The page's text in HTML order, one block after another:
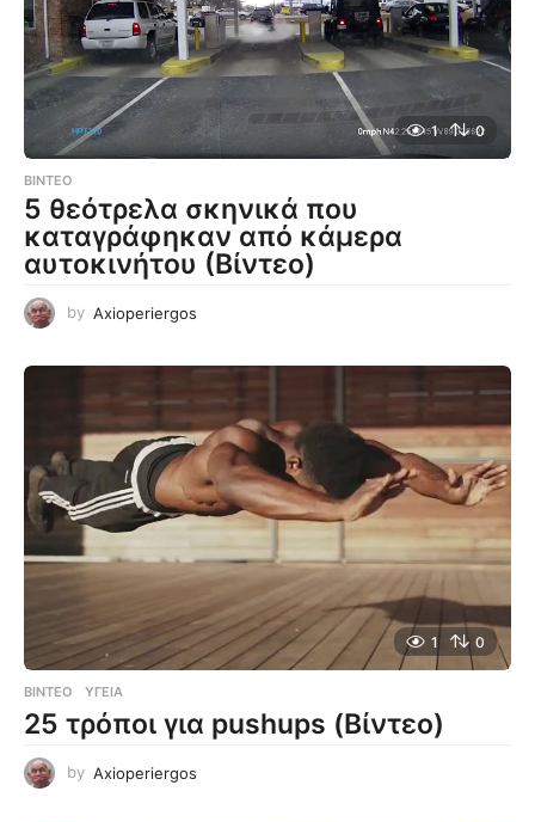
1 0
ΒΊΝΤΕΟ
5 θεότρελα σκηνικά που
καταγράφηκαν από κάμερα
αυτοκινήτου (Βίντεο)
by Axioperiergos
1 0
ΒΊΝΤΕΟ ΥΓΕΊΑ
25 τρόποι για pushups (Βίντεο)
by Axioperiergos